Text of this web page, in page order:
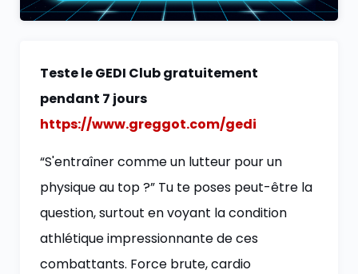
Teste le GEDI Club gratuitement
pendant 7 jours
https://www.greggot.com/gedi
“S'entraîner comme un lutteur pour un
physique au top ?” Tu te poses peut-être la
question, surtout en voyant la condition
athlétique impressionnante de ces
combattants. Force brute, cardio